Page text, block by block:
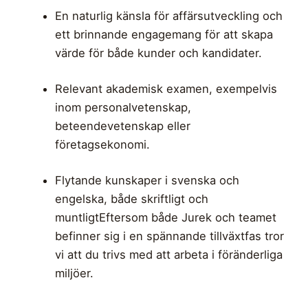
En naturlig känsla för affärsutveckling och
ett brinnande engagemang för att skapa
värde för både kunder och kandidater.
Relevant akademisk examen, exempelvis
inom personalvetenskap,
beteendevetenskap eller
företagsekonomi.
Flytande kunskaper i svenska och
engelska, både skriftligt och
muntligtEftersom både Jurek och teamet
befinner sig i en spännande tillväxtfas tror
vi att du trivs med att arbeta i föränderliga
miljöer.